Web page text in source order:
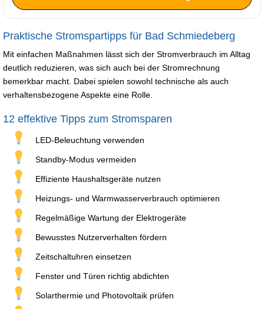
Praktische Stromspartipps für Bad Schmiedeberg
Mit einfachen Maßnahmen lässt sich der Stromverbrauch im Alltag
deutlich reduzieren, was sich auch bei der Stromrechnung
bemerkbar macht. Dabei spielen sowohl technische als auch
verhaltensbezogene Aspekte eine Rolle.
12 effektive Tipps zum Stromsparen
LED-Beleuchtung verwenden
Standby-Modus vermeiden
Effiziente Haushaltsgeräte nutzen
Heizungs- und Warmwasserverbrauch optimieren
Regelmäßige Wartung der Elektrogeräte
Bewusstes Nutzerverhalten fördern
Zeitschaltuhren einsetzen
Fenster und Türen richtig abdichten
Solarthermie und Photovoltaik prüfen